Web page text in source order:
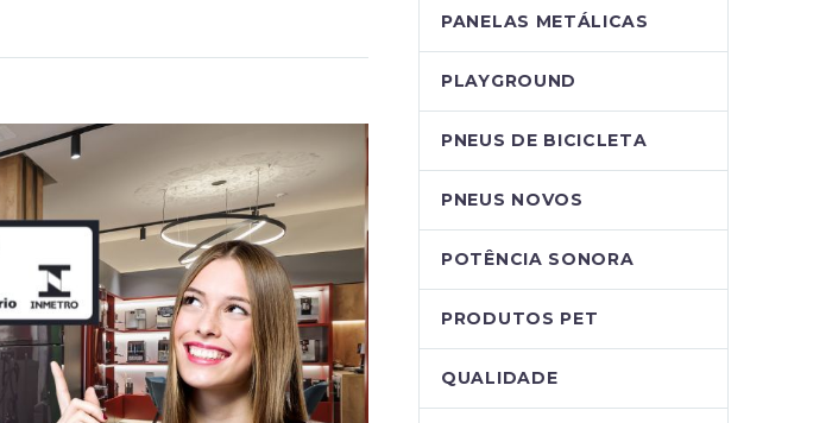
PANELAS METÁLICAS
PLAYGROUND
PNEUS DE BICICLETA
PNEUS NOVOS
POTÊNCIA SONORA
PRODUTOS PET
QUALIDADE